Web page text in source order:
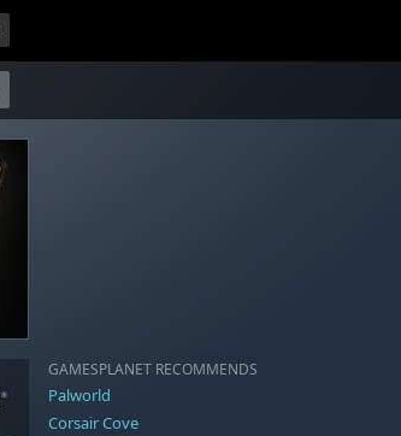
GAMESPLANET RECOMMENDS
Palworld
Corsair Cove